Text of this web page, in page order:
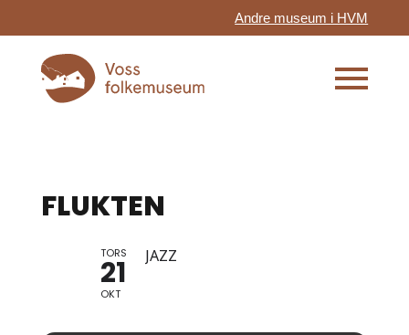
Andre museum i HVM
FLUKTEN
TORS
21
OKT
JAZZ